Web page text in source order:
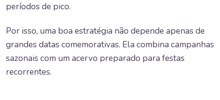
períodos de pico.
Por isso, uma boa estratégia não depende apenas de
grandes datas comemorativas. Ela combina campanhas
sazonais com um acervo preparado para festas
recorrentes.